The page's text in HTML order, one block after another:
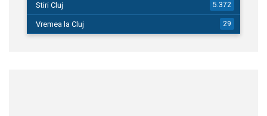
Stiri Cluj 5.372
Vremea la Cluj 29